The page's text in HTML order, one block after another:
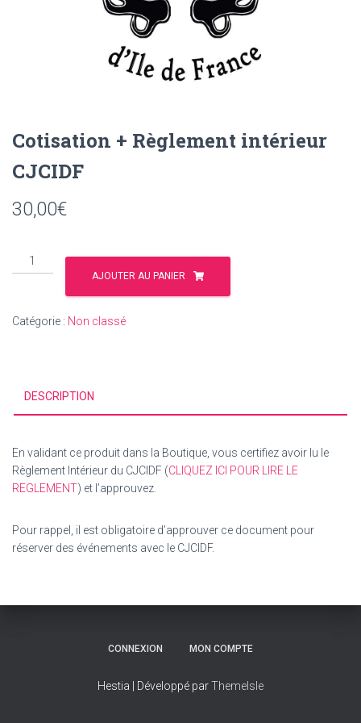
Cotisation + Règlement intérieur
CJCIDF
30,00€
quantité
de
Cotisation
Règlement
AJOUTER AU PANIER
Catégorie : Non classé
DESCRIPTION
En validant ce produit dans la Boutique, vous certifiez avoir lu le
Règlement Intérieur du CJCIDF (CLIQUEZ ICI POUR LIRE LE
REGLEMENT) et l’approuvez.
Pour rappel, il est obligatoire d’approuver ce document pour
réserver des événements avec le CJCIDF.
CONNEXION MON COMPTE
Hestia | Développé parThemeIsle